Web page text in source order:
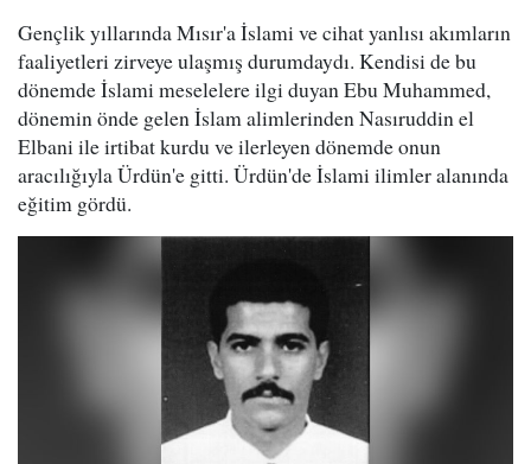
Gençlik yıllarında Mısır'a İslami ve cihat yanlısı akımların
faaliyetleri zirveye ulaşmış durumdaydı. Kendisi de bu
dönemde İslami meselelere ilgi duyan Ebu Muhammed,
dönemin önde gelen İslam alimlerinden Nasıruddin el
Elbani ile irtibat kurdu ve ilerleyen dönemde onun
aracılığıyla Ürdün'e gitti. Ürdün'de İslami ilimler alanında
eğitim gördü.